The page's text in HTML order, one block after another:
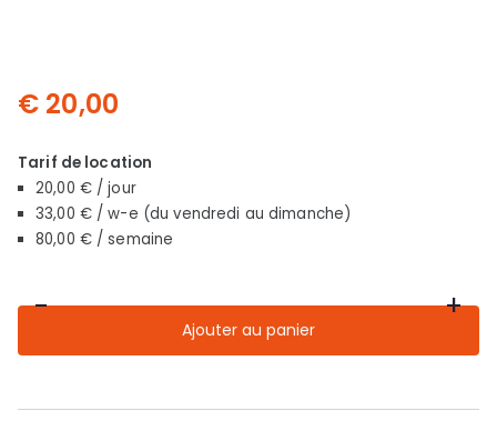
€ 20,00
Tarif de location
20,00 € / jour
33,00 € / w-e (du vendredi au dimanche)
80,00 € / semaine
- +
Ajouter au panier